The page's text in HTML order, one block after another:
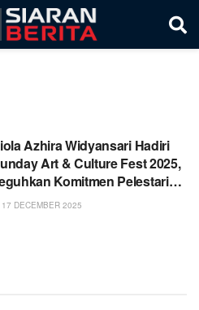
Azhira Widyansari Hadiri
Art & Culture Fest 2025,
Komitmen Pelestarian
dan Kepedulian Sosial
17 DECEMBER 2025